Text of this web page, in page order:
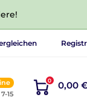
15
0 0,00